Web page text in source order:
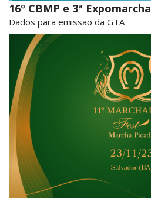
16º CBMP e 3ª Expomarcha
Dados para emissão da GTA